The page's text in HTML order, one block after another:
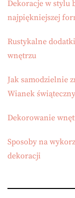
Dekoracje w stylu
najpiękniejszej
Rustykalne
wnętrzu
Jak samodzielnie
Wianek
Dekorowanie
Sposoby na
dekoracji